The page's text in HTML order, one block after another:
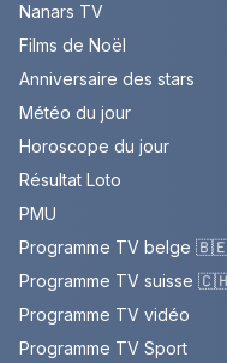
Nanars TV
Films de Noël
Anniversaire des stars
Météo du jour
Horoscope du jour
Résultat Loto
PMU
Programme TV belge
Programme TV suisse
Programme TV vidéo
Programme TV Sport